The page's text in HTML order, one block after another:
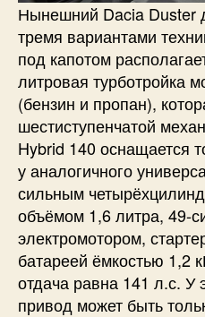
Нынешний Dacia Duster
тремя вариантами
под капотом
литровая турботройка
(бензин и пропан),
шестиступенчатой
Hybrid 140 оснащается
у аналогичного
сильным
объёмом 1,6 литра, 49-
электромотором,
батареей ёмкостью 1,2
отдача равна 141 л.с. У
привод может быть